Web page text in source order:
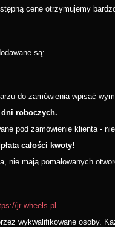
cenę otrzymujemy
są:
do zamówienia wpisać
roboczych.
pod zamówienie klienta -
całości kwoty!
nie mają pomalowanych
jr-wheels.pl
wykwalifikowane osoby.